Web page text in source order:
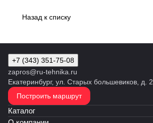
Назад к списку
+7 (343) 351-75-08
zapros@ru-tehnika.ru
Екатеринбург, ул. Старых большевиков, д. 2
Построить маршрут
Каталог